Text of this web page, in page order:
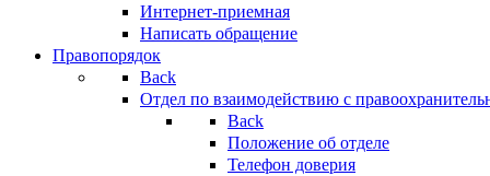
Интернет-приемная
Написать обращение
Правопорядок
Back
Отдел по взаимодействию с
Back
Положение об отделе
Телефон доверия